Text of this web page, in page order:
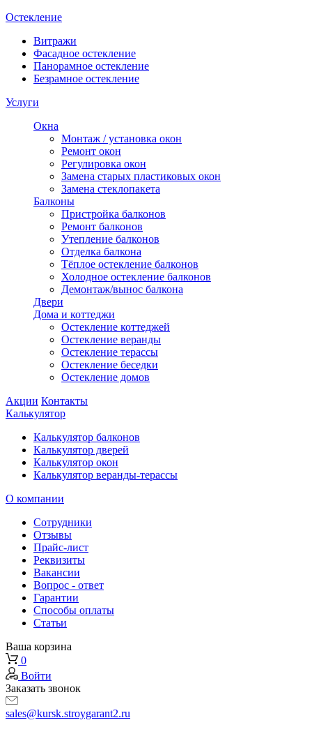
Остекление
Витражи
Фасадное остекление
Панорамное остекление
Безрамное остекление
Услуги
Окна
Монтаж / установка окон
Ремонт окон
Регулировка окон
Замена старых пластиковых окон
Замена стеклопакета
Балконы
Пристройка балконов
Ремонт балконов
Утепление балконов
Отделка балкона
Тёплое остекление балконов
Холодное остекление балконов
Демонтаж/вынос балкона
Двери
Дома и коттеджи
Остекление коттеджей
Остекление веранды
Остекление терассы
Остекление беседки
Остекление домов
Акции Контакты
Калькулятор
Калькулятор балконов
Калькулятор дверей
Калькулятор окон
Калькулятор веранды-терассы
О компании
Сотрудники
Отзывы
Прайс-лист
Реквизиты
Вакансии
Вопрос - ответ
Гарантии
Способы оплаты
Статьи
Ваша корзина
0
Войти
Заказать звонок
sales@kursk.stroygarant2.ru